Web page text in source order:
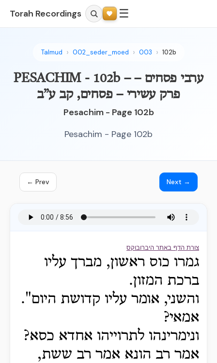
Torah Recordings ☰
Talmud 002_seder_moed 003 102b
PESACHIM - 102b – ערבי פסחים –
פרק עשירי – פסחים, קב ע”ב
Pesachim - Page 102b
Pesachim - Page 102b
← Prev Next →
צורת הדף באתר היברובוקס
גמרו כוס ראשון, מברך עליו
ברכת המזון.
והשני, אומר עליו קדושת היום".
אמאי?
ונימרינהו לתרוייהו אחדא כסא?
אמר רב הונא אמר רב ששת,